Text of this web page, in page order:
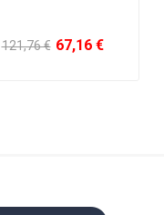
121,76 € 67,16 €